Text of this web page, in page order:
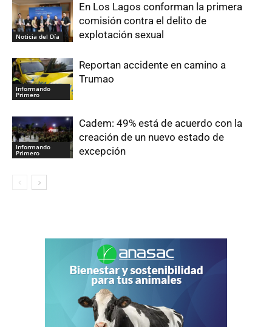
Noticia del Día
En Los Lagos conforman la primera
comisión contra el delito de
explotación sexual
Informando
Primero
Reportan accidente en camino a
Trumao
Informando
Primero
Cadem: 49% está de acuerdo con la
creación de un nuevo estado de
excepción